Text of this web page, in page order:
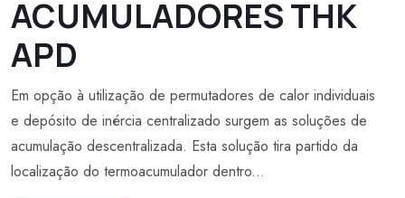
ACUMULADORES THK
APD
Em opção à utilização de permutadores de calor individuais
e depósito de inércia centralizado surgem as soluções de
acumulação descentralizada. Esta solução tira partido da
localização do termoacumulador dentro...